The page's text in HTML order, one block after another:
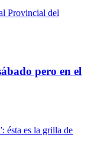
pero en el